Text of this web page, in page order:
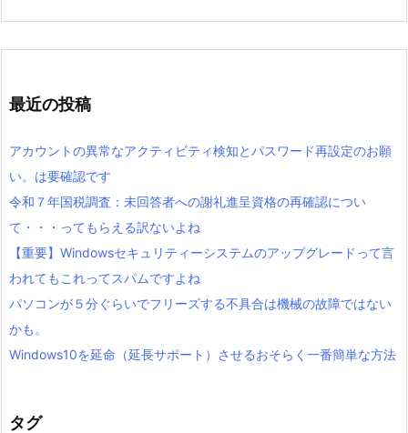
最近の投稿
アカウントの異常なアクティビティ検知とパスワード再設定のお願
い。は要確認です
令和７年国税調査：未回答者への謝礼進呈資格の再確認につい
て・・・ってもらえる訳ないよね
【重要】Windowsセキュリティーシステムのアップグレードって言
われてもこれってスパムですよね
パソコンが５分ぐらいでフリーズする不具合は機械の故障ではない
かも。
Windows10を延命（延長サポート）させるおそらく一番簡単な方法
タグ